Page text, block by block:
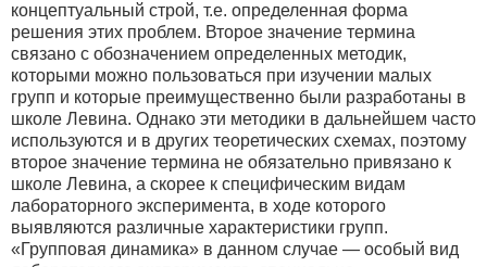
концептуальный строй, т.е. определенная форма
решения этих проблем. Второе значение термина
связано с обозначением определенных методик,
которыми можно пользоваться при изучении малых
групп и которые преимущественно были разработаны в
школе Левина. Однако эти методики в дальнейшем часто
используются и в других теоретических схемах, поэтому
второе значение термина не обязательно привязано к
школе Левина, а скорее к специфическим видам
лабораторного эксперимента, в ходе которого
выявляются различные характеристики групп.
«Групповая динамика» в данном случае — особый вид